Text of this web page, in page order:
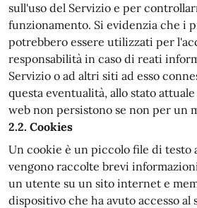
sull'uso del Servizio e per
funzionamento. Si evidenzia che i
potrebbero essere utilizzati per
responsabilità in caso di reati
Servizio o ad altri siti ad esso
questa eventualità, allo stato
web non persistono se non per un
2.2. Cookies
Un cookie è un piccolo file di testo
vengono raccolte brevi
un utente su un sito internet e
dispositivo che ha avuto accesso al